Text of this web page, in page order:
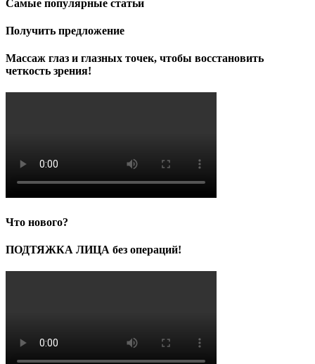
Самые популярные статьи
Получить предложение
Массаж глаз и глазных точек, чтобы восстановить
четкость зрения!
Что нового?
ПОДТЯЖКА ЛИЦА без операций!